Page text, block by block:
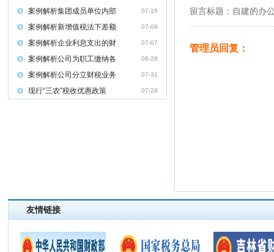
案例解析集团成员单位内部 07-16
案例解析新增值税法下差额 07-09
案例解析企业利息支出的财 07-07
案例解析公司为职工缴纳各 06-29
案例解析公司分立财税业务 07-31
现行“三农”税收优惠政策 07-28
留言标题：自建的办
管理员回复：
友情链接